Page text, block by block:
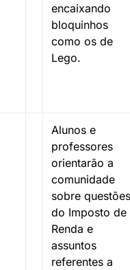
encaixando
bloquinhos
como os de
Lego.
Alunos e
professores
orientarão a
comunidade
sobre questões
do Imposto de
Renda e
assuntos
referentes a